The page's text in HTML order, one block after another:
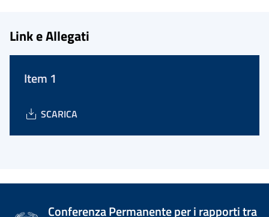
Link e Allegati
Item 1
SCARICA
Conferenza Permanente per i rapporti tra